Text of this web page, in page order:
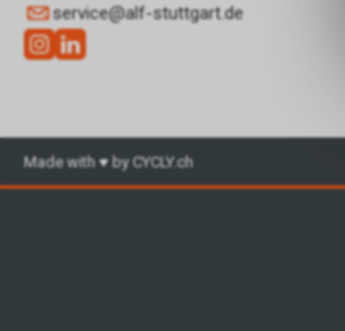
service@alf-stuttgart.de
Made with ♥ by CYCLY.ch